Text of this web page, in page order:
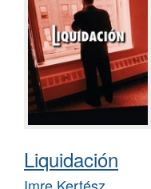
Liquidación
Imre Kertész